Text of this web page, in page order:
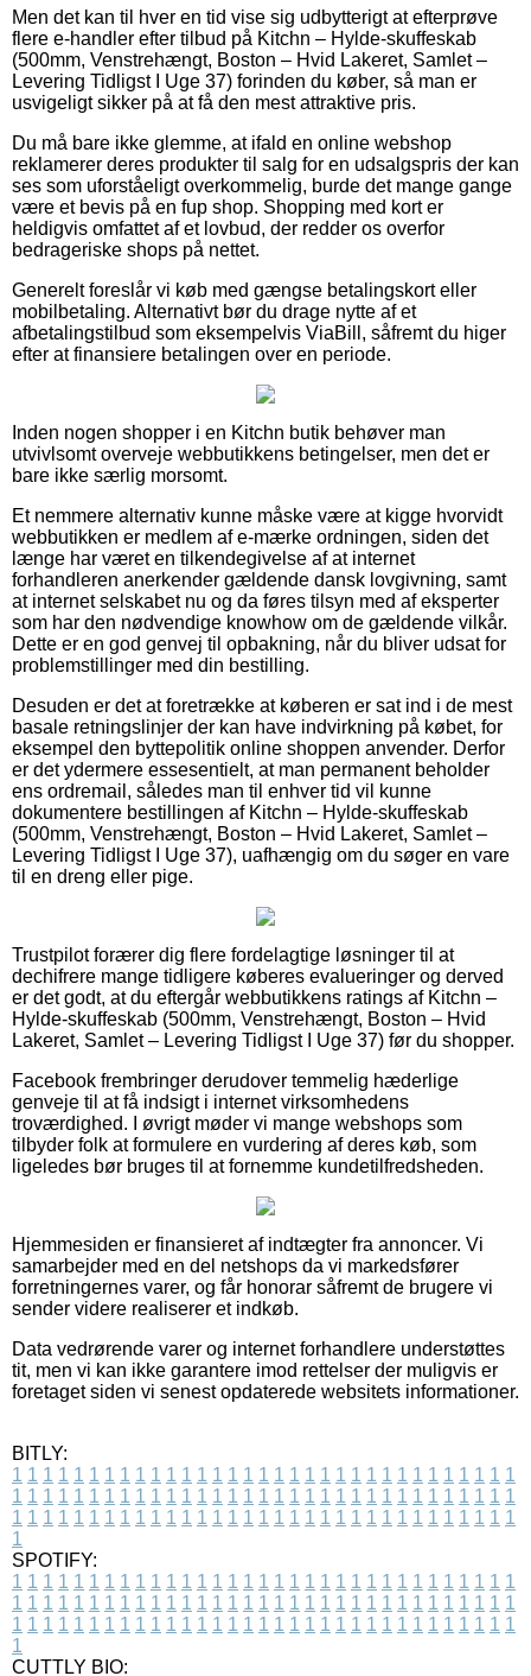
Men det kan til hver en tid vise sig udbytterigt at efterprøve
flere e-handler efter tilbud på Kitchn – Hylde-skuffeskab
(500mm, Venstrehængt, Boston – Hvid Lakeret, Samlet –
Levering Tidligst I Uge 37) forinden du køber, så man er
usvigeligt sikker på at få den mest attraktive pris.
Du må bare ikke glemme, at ifald en online webshop
reklamerer deres produkter til salg for en udsalgspris der kan
ses som uforståeligt overkommelig, burde det mange gange
være et bevis på en fup shop. Shopping med kort er
heldigvis omfattet af et lovbud, der redder os overfor
bedrageriske shops på nettet.
Generelt foreslår vi køb med gængse betalingskort eller
mobilbetaling. Alternativt bør du drage nytte af et
afbetalingstilbud som eksempelvis ViaBill, såfremt du higer
efter at finansiere betalingen over en periode.
Inden nogen shopper i en Kitchn butik behøver man
utvivlsomt overveje webbutikkens betingelser, men det er
bare ikke særlig morsomt.
Et nemmere alternativ kunne måske være at kigge hvorvidt
webbutikken er medlem af e-mærke ordningen, siden det
længe har været en tilkendegivelse af at internet
forhandleren anerkender gældende dansk lovgivning, samt
at internet selskabet nu og da føres tilsyn med af eksperter
som har den nødvendige knowhow om de gældende vilkår.
Dette er en god genvej til opbakning, når du bliver udsat for
problemstillinger med din bestilling.
Desuden er det at foretrække at køberen er sat ind i de mest
basale retningslinjer der kan have indvirkning på købet, for
eksempel den byttepolitik online shoppen anvender. Derfor
er det ydermere essesentielt, at man permanent beholder
ens ordremail, således man til enhver tid vil kunne
dokumentere bestillingen af Kitchn – Hylde-skuffeskab
(500mm, Venstrehængt, Boston – Hvid Lakeret, Samlet –
Levering Tidligst I Uge 37), uafhængig om du søger en vare
til en dreng eller pige.
Trustpilot forærer dig flere fordelagtige løsninger til at
dechifrere mange tidligere køberes evalueringer og derved
er det godt, at du eftergår webbutikkens ratings af Kitchn –
Hylde-skuffeskab (500mm, Venstrehængt, Boston – Hvid
Lakeret, Samlet – Levering Tidligst I Uge 37) før du shopper.
Facebook frembringer derudover temmelig hæderlige
genveje til at få indsigt i internet virksomhedens
troværdighed. I øvrigt møder vi mange webshops som
tilbyder folk at formulere en vurdering af deres køb, som
ligeledes bør bruges til at fornemme kundetilfredsheden.
Hjemmesiden er finansieret af indtægter fra annoncer. Vi
samarbejder med en del netshops da vi markedsfører
forretningernes varer, og får honorar såfremt de brugere vi
sender videre realiserer et indkøb.
Data vedrørende varer og internet forhandlere understøttes
tit, men vi kan ikke garantere imod rettelser der muligvis er
foretaget siden vi senest opdaterede websitets informationer.
BITLY:
1 1 1 1 1 1 1 1 1 1 1 1 1 1 1 1 1 1 1 1 1 1 1 1 1 1 1 1 1 1 1 1 1
1 1 1 1 1 1 1 1 1 1 1 1 1 1 1 1 1 1 1 1 1 1 1 1 1 1 1 1 1 1 1 1 1
1 1 1 1 1 1 1 1 1 1 1 1 1 1 1 1 1 1 1 1 1 1 1 1 1 1 1 1 1 1 1 1 1
1
SPOTIFY:
1 1 1 1 1 1 1 1 1 1 1 1 1 1 1 1 1 1 1 1 1 1 1 1 1 1 1 1 1 1 1 1 1
1 1 1 1 1 1 1 1 1 1 1 1 1 1 1 1 1 1 1 1 1 1 1 1 1 1 1 1 1 1 1 1 1
1 1 1 1 1 1 1 1 1 1 1 1 1 1 1 1 1 1 1 1 1 1 1 1 1 1 1 1 1 1 1 1 1
1
CUTTLY BIO: